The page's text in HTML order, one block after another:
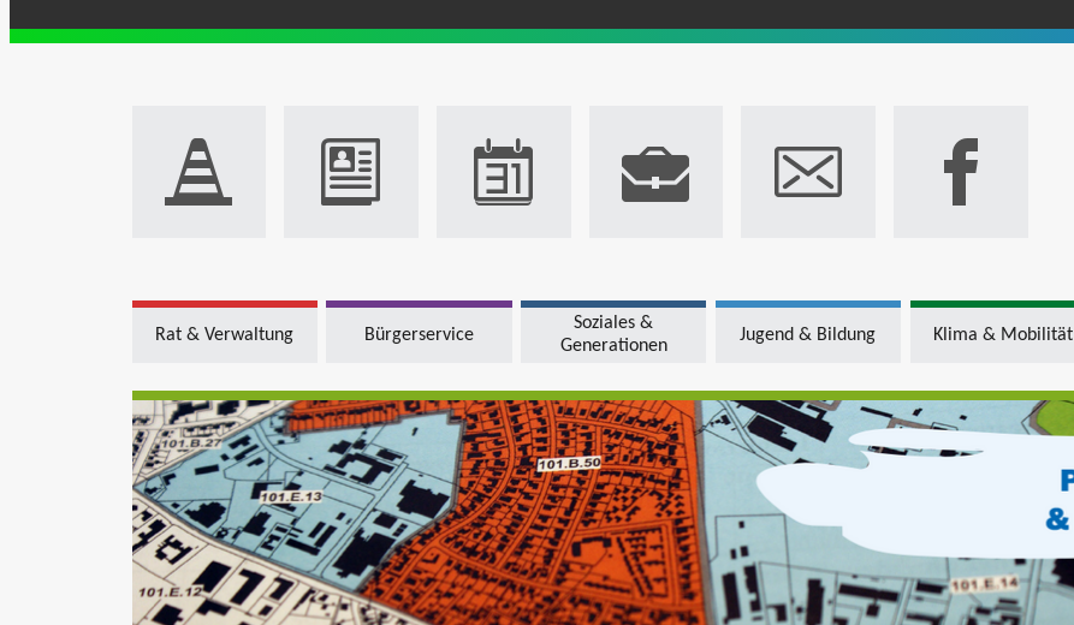
Rat & Verwaltung Bürgerservice
Soziales &
Generationen
Jugend & Bildung Klima & Mobilität